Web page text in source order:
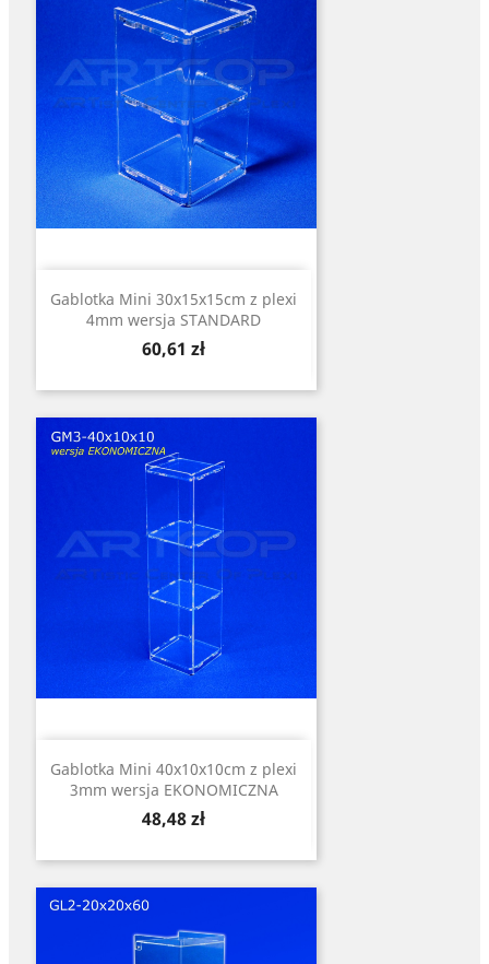
Gablotka Mini 30x15x15cm z plexi
4mm wersja STANDARD
Cena
60,61 zł
Gablotka Mini 40x10x10cm z plexi
3mm wersja EKONOMICZNA
Cena
48,48 zł